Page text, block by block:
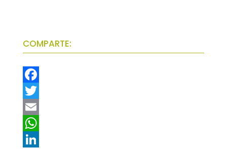
COMPARTE:
F
a
c
e
T
w
E
m
W